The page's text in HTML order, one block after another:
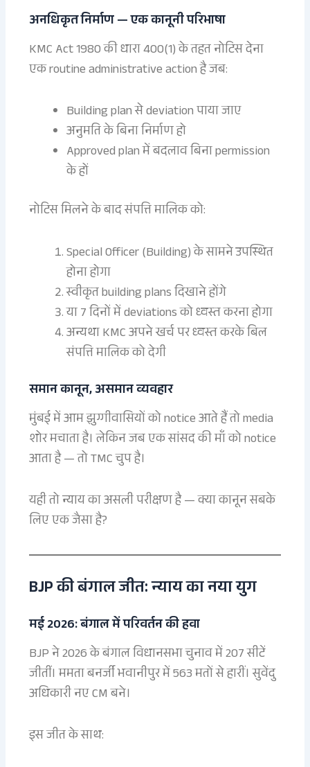
अनधिकृत निर्माण — एक कानूनी परिभाषा
KMC Act 1980 की धारा 400(1) के तहत नोटिस देना
एक routine administrative action है जब:
Building plan से deviation पाया जाए
अनुमति के बिना निर्माण हो
Approved plan में बदलाव बिना permission
के हों
नोटिस मिलने के बाद संपत्ति मालिक को:
Special Officer (Building) के सामने उपस्थित
होना होगा
स्वीकृत building plans दिखाने होंगे
या 7 दिनों में deviations को ध्वस्त करना होगा
अन्यथा KMC अपने खर्च पर ध्वस्त करके बिल
संपत्ति मालिक को देगी
समान कानून, असमान व्यवहार
मुंबई में आम झुग्गीवासियों को notice आते हैं तो media
शोर मचाता है। लेकिन जब एक सांसद की माँ को notice
आता है — तो TMC चुप है।
यही तो न्याय का असली परीक्षण है — क्या कानून सबके
लिए एक जैसा है?
BJP की बंगाल जीत: न्याय का नया युग
मई 2026: बंगाल में परिवर्तन की हवा
BJP ने 2026 के बंगाल विधानसभा चुनाव में 207 सीटें
जीतीं। ममता बनर्जी भवानीपुर में 563 मतों से हारीं। सुवेंदु
अधिकारी नए CM बने।
इस जीत के साथ: